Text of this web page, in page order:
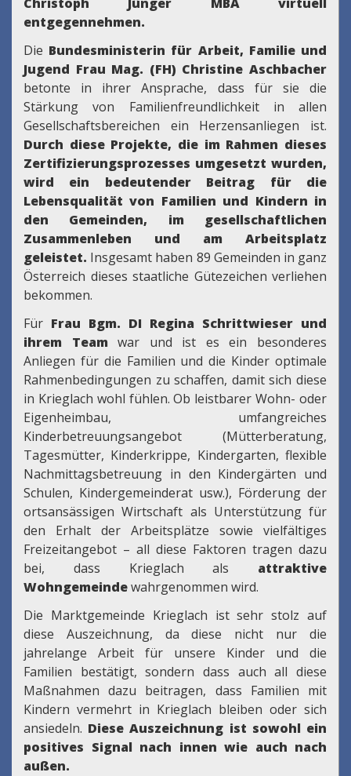
entgegennehmen.
Die Bundesministerin für Arbeit, Familie und
Jugend Frau Mag. (FH) Christine Aschbacher
betonte in ihrer Ansprache, dass für sie die
Stärkung von Familienfreundlichkeit in allen
Gesellschaftsbereichen ein Herzensanliegen ist.
Durch diese Projekte, die im Rahmen dieses
Zertifizierungsprozesses umgesetzt wurden,
wird ein bedeutender Beitrag für die
Lebensqualität von Familien und Kindern in
den Gemeinden, im gesellschaftlichen
Zusammenleben und am Arbeitsplatz
geleistet. Insgesamt haben 89 Gemeinden in ganz
Österreich dieses staatliche Gütezeichen verliehen
bekommen.
Für Frau Bgm. DI Regina Schrittwieser und
ihrem Teamwar und ist es ein besonderes
Anliegen für die Familien und die Kinder optimale
Rahmenbedingungen zu schaffen, damit sich diese
in Krieglach wohl fühlen. Ob leistbarer Wohn- oder
Eigenheimbau, umfangreiches
Kinderbetreuungsangebot (Mütterberatung,
Tagesmütter, Kinderkrippe, Kindergarten, flexible
Nachmittagsbetreuung in den Kindergärten und
Schulen, Kindergemeinderat usw.), Förderung der
ortsansässigen Wirtschaft als Unterstützung für
den Erhalt der Arbeitsplätze sowie vielfältiges
Freizeitangebot – all diese Faktoren tragen dazu
bei, dass Krieglach als attraktive
Wohngemeindewahrgenommen wird.
Die Marktgemeinde Krieglach ist sehr stolz auf
diese Auszeichnung, da diese nicht nur die
jahrelange Arbeit für unsere Kinder und die
Familien bestätigt, sondern dass auch all diese
Maßnahmen dazu beitragen, dass Familien mit
Kindern vermehrt in Krieglach bleiben oder sich
ansiedeln. Diese Auszeichnung ist sowohl ein
positives Signal nach innen wie auch nach
außen.